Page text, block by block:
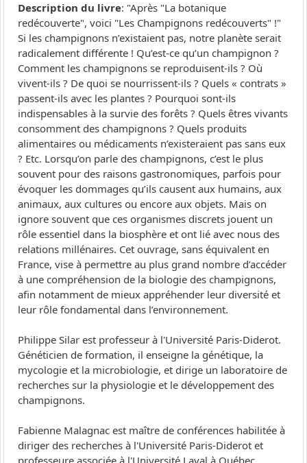
Description du livre: "Après "La botanique
redécouverte", voici "Les Champignons redécouverts" !"
Si les champignons n’existaient pas, notre planète serait
radicalement différente ! Qu’est-ce qu’un champignon ?
Comment les champignons se reproduisent-ils ? Où
vivent-ils ? De quoi se nourrissent-ils ? Quels « contrats »
passent-ils avec les plantes ? Pourquoi sont-ils
indispensables à la survie des forêts ? Quels êtres vivants
consomment des champignons ? Quels produits
alimentaires ou médicaments n’existeraient pas sans eux
? Etc. Lorsqu’on parle des champignons, c’est le plus
souvent pour des raisons gastronomiques, parfois pour
évoquer les dommages qu’ils causent aux humains, aux
animaux, aux cultures ou encore aux objets. Mais on
ignore souvent que ces organismes discrets jouent un
rôle essentiel dans la biosphère et ont lié avec nous des
relations millénaires. Cet ouvrage, sans équivalent en
France, vise à permettre au plus grand nombre d’accéder
à une compréhension de la biologie des champignons,
afin notamment de mieux appréhender leur diversité et
leur rôle fondamental dans l’environnement.
Philippe Silar est professeur à l'Université Paris-Diderot.
Généticien de formation, il enseigne la génétique, la
mycologie et la microbiologie, et dirige un laboratoire de
recherches sur la physiologie et le développement des
champignons.
Fabienne Malagnac est maître de conférences habilitée à
diriger des recherches à l'Université Paris-Diderot et